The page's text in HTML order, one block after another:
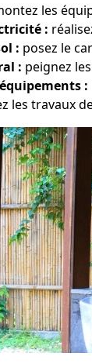
les
:
: posez le
: peignez
:
les travaux